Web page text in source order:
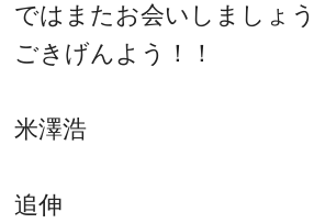
ではまたお会いしましょう
ごきげんよう！！
米澤浩
追伸